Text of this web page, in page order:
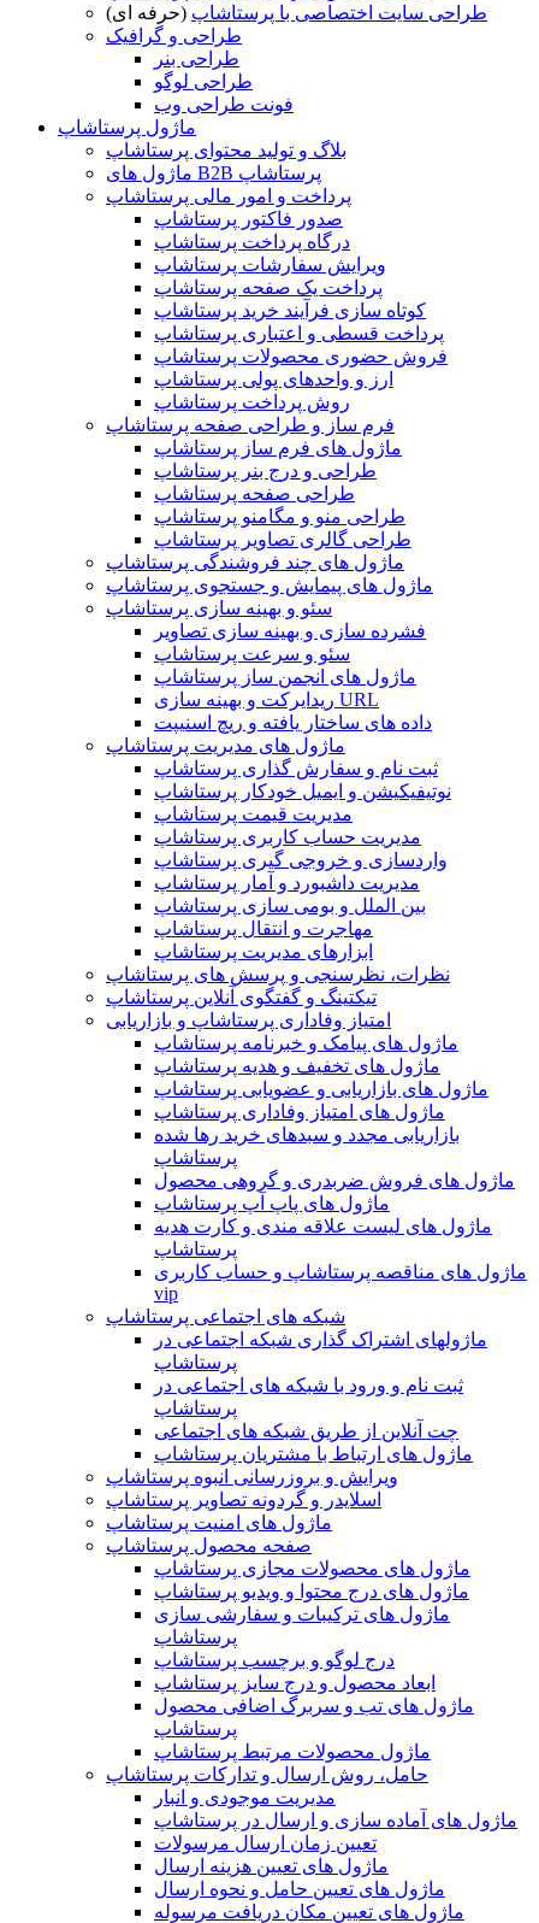
طراحی سایت اختصاصی با پرستاشاپ (حرفه ای)
طراحی و گرافیک
طراحی بنر
طراحی لوگو
فونت طراحی وب
ماژول پرستاشاپ
بلاگ و تولید محتوای پرستاشاپ
ماژول های B2B پرستاشاپ
پرداخت و امور مالی پرستاشاپ
صدور فاکتور پرستاشاپ
درگاه پرداخت پرستاشاپ
ویرایش سفارشات پرستاشاپ
پرداخت یک صفحه پرستاشاپ
کوتاه سازی فرآیند خرید پرستاشاپ
پرداخت قسطی و اعتباری پرستاشاپ
فروش حضوری محصولات پرستاشاپ
ارز و واحدهای پولی پرستاشاپ
روش پرداخت پرستاشاپ
فرم ساز و طراحی صفحه پرستاشاپ
ماژول های فرم ساز پرستاشاپ
طراحی و درج بنر پرستاشاپ
طراحی صفحه پرستاشاپ
طراحی منو و مگامنو پرستاشاپ
طراحی گالری تصاویر پرستاشاپ
ماژول های چند فروشندگی پرستاشاپ
ماژول های پیمایش و جستجوی پرستاشاپ
سئو و بهینه سازی پرستاشاپ
فشرده سازی و بهینه سازی تصاویر
سئو و سرعت پرستاشاپ
ماژول های انجمن ساز پرستاشاپ
ریدایرکت و بهینه سازی URL
داده های ساختار یافته و ریچ اسنیپت
ماژول های مدیریت پرستاشاپ
ثبت نام و سفارش گذاری پرستاشاپ
نوتیفیکیشن و ایمیل خودکار پرستاشاپ
مدیریت قیمت پرستاشاپ
مدیریت حساب کاربری پرستاشاپ
واردسازی و خروجی گیری پرستاشاپ
مدیریت داشبورد و آمار پرستاشاپ
بین الملل و بومی سازی پرستاشاپ
مهاجرت و انتقال پرستاشاپ
ابزارهای مدیریت پرستاشاپ
نظرات، نظرسنجی و پرسش های پرستاشاپ
تیکتینگ و گفتگوی آنلاین پرستاشاپ
امتیاز وفاداری پرستاشاپ و بازاریابی
ماژول های پیامک و خبرنامه پرستاشاپ
ماژول های تخفیف و هدیه پرستاشاپ
ماژول های بازاریابی و عضویابی پرستاشاپ
ماژول های امتیاز وفاداری پرستاشاپ
بازاریابی مجدد و سبدهای خرید رها شده
پرستاشاپ
ماژول های فروش ضربدری و گروهی محصول
ماژول های پاپ آپ پرستاشاپ
ماژول های لیست علاقه مندی و کارت هدیه
پرستاشاپ
ماژول های مناقصه پرستاشاپ و حساب کاربری
vip
شبکه های اجتماعی پرستاشاپ
ماژولهای اشتراک‌ گذاری شبکه اجتماعی در
پرستاشاپ
ثبت نام و ورود با شبکه های اجتماعی در
پرستاشاپ
چت آنلاین از طریق شبکه های اجتماعی
ماژول های ارتباط با مشتریان پرستاشاپ
ویرایش و بروزرسانی انبوه پرستاشاپ
اسلایدر و گردونه تصاویر پرستاشاپ
ماژول های امنیت پرستاشاپ
صفحه محصول پرستاشاپ
ماژول های محصولات مجازی پرستاشاپ
ماژول های درج محتوا و ویدیو پرستاشاپ
ماژول های ترکیبات و سفارشی سازی
پرستاشاپ
درج لوگو و برچسب پرستاشاپ
ابعاد محصول و درج سایز پرستاشاپ
ماژول های تب و سربرگ اضافی محصول
پرستاشاپ
ماژول محصولات مرتبط پرستاشاپ
حامل، روش ارسال و تدارکات پرستاشاپ
مدیریت موجودی و انبار
ماژول های آماده سازی و ارسال در پرستاشاپ
تعیین زمان ارسال مرسولات
ماژول های تعیین هزینه ارسال
ماژول های تعیین حامل و نحوه ارسال
ماژول های تعیین مکان دریافت مرسوله